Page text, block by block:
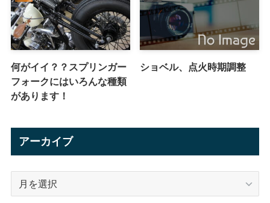
何がイイ？？スプリンガー
フォークにはいろんな種類
があります！
ショベル、点火時期調整
アーカイブ